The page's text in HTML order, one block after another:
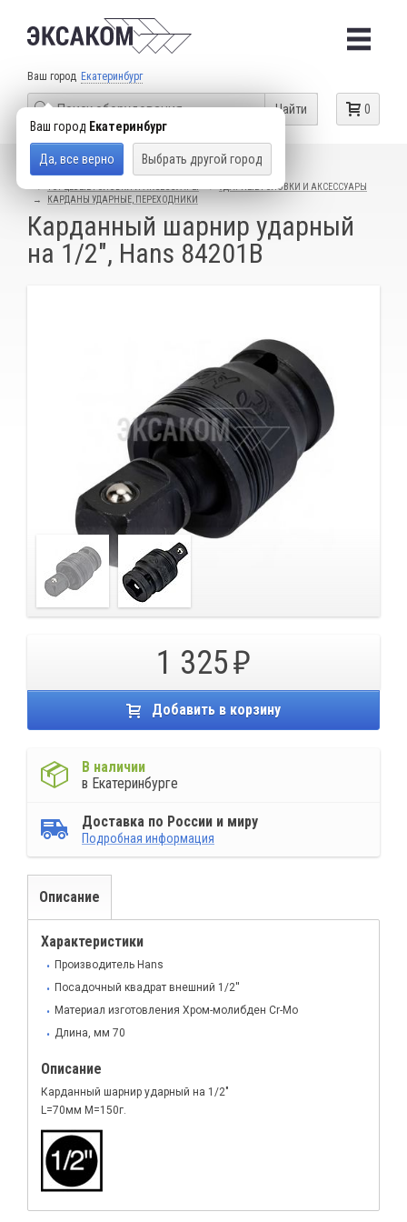
Ваш город Екатеринбург
Ваш город Екатеринбург
Да, все верно Выбрать другой город
0
Найти
КАТАЛОГ ТОВАРОВ
СЛЕСАРНЫЙ ИНСТРУМЕНТ
УДАРНЫЕ ГОЛОВКИ И АКСЕССУАРЫ
КАРДАНЫ УДАРНЫЕ, ПЕРЕХОДНИКИ
Карданный шарнир ударный
на 1/2", Hans 84201B
1 325
Добавить в корзину
В наличии
в Екатеринбурге
Доставка по России и миру
Подробная информация
Описание
Характеристики
Производитель Hans
Посадочный квадрат внешний 1/2''
Материал изготовления Хром-молибден Cr-Mo
Длина, мм 70
Описание
Карданный шарнир ударный на 1/2"
L=70мм М=150г.